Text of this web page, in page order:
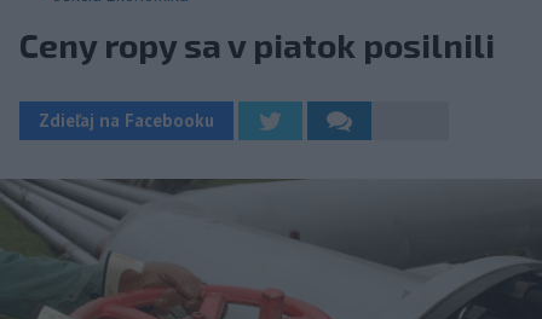
Ceny ropy sa v piatok posilnili
Zdieľaj na Facebooku